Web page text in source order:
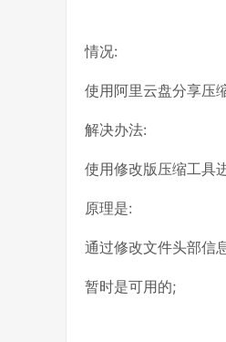
情况:
使用阿里云盘分享压
解决办法:
使用修改版压缩工具
原理是:
通过修改文件头部信
暂时是可用的;